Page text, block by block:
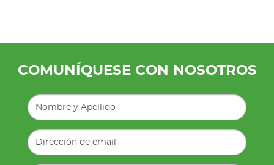
COMUNÍQUESE CON NOSOTROS